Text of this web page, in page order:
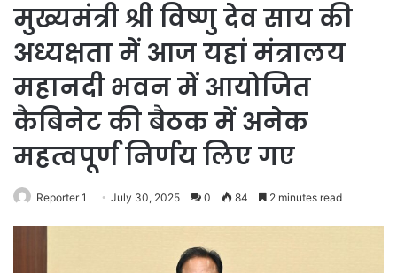
मुख्यमंत्री श्री विष्णु देव साय की
अध्यक्षता में आज यहां मंत्रालय
महानदी भवन में आयोजित
कैबिनेट की बैठक में अनेक
महत्वपूर्ण निर्णय लिए गए
Reporter 1 July 30, 2025 0 84 2 minutes read